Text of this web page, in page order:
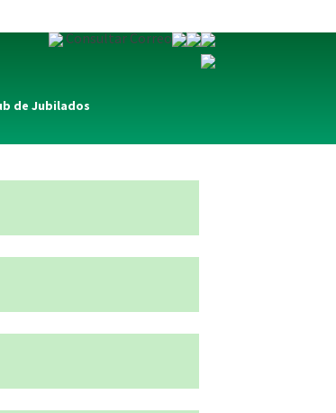
Consultar Correo
de Jubilados